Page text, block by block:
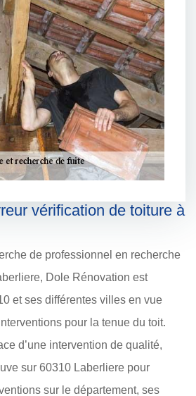
vérification de toiture à
de professionnel en recherche
Dole Rénovation est
et ses différentes villes en vue
pour la tenue du toit.
d’une intervention de qualité,
sur 60310 Laberliere pour
sur le département, ses